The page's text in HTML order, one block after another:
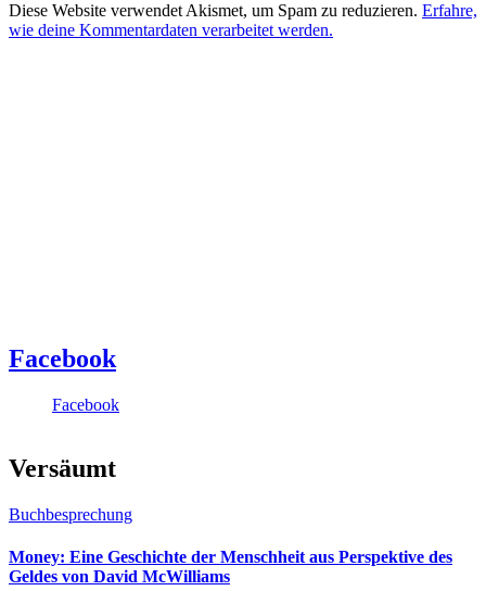
Diese Website verwendet Akismet, um Spam zu reduzieren. Erfahre,
wie deine Kommentardaten verarbeitet werden.
Facebook
Facebook
Versäumt
Buchbesprechung
Money: Eine Geschichte der Menschheit aus Perspektive des
Geldes von David McWilliams